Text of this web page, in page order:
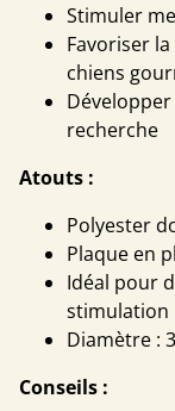
Stimuler
Favoriser
chiens
recherche
Atouts :
Polyester
Plaque en
Idéal pour
stimulation
Diamètre :
Conseils :